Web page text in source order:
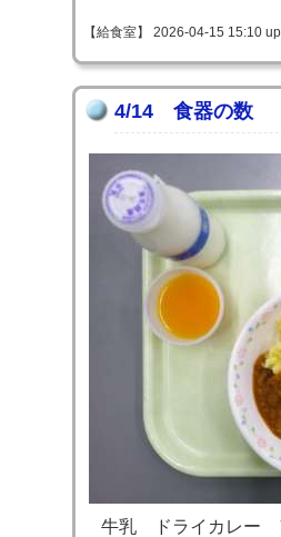
【給食室】 2026-04-15 15:10
4/14 食器の数
牛乳 ドライカレー